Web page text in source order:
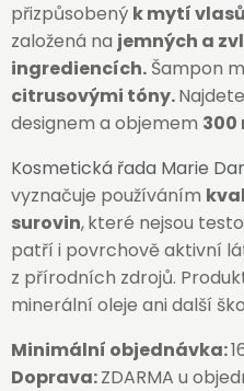
přizpůsobený k mytí
založená na jemných a
ingrediencích. Šampon
citrusovými tóny.
designem a objemem 300
Kosmetická řada Marie
vyznačuje používáním
surovin,které nejsou
patří i povrchově aktivní
z přírodních zdrojů.
minerální oleje ani další
Minimální objednávka:
Doprava:ZDARMA u